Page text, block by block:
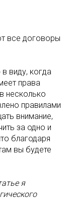
все договоры
в виду, когда
права
несколько
правилами
внимание,
за одно и
благодаря
вы будете
я